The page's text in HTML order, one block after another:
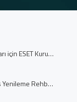
Sunucu ve İş İstasyonları için ESET Kurumsal Koruma: Dijital Kalenizi İnşa Edin
Adım Adım ESET Lisans Yenileme Rehberi (CTRL+U Yöntemi)